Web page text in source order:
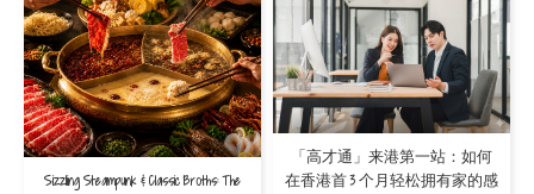
数量非常有限，因此您最好提前预订。
Aedes
这家典雅的葡萄酒酒吧不仅拥有香港最令人敬畏的葡萄酒
收藏之一，亦是一个放松身心的好地方。 服务员非常了解
自己的葡萄酒，这使Aedes成为品尝新香槟的好地方，或
学习了解他们推荐的酒的情况。 酒吧还提供适量的熟食肉
Sizzling Steampunk & Classic Broths: The
「高才通」来港第一站：如何
在香港首 3 个月轻松拥有家的感